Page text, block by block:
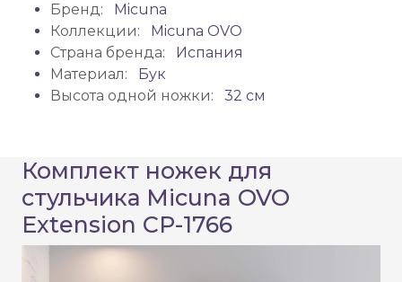
Бренд:
Micuna
Коллекции:
Micuna OVO
Страна бренда:
Испания
Материал:
Бук
Высота одной ножки:
32 см
Комплект ножек для
стульчика Micuna OVO
Extension CP-1766